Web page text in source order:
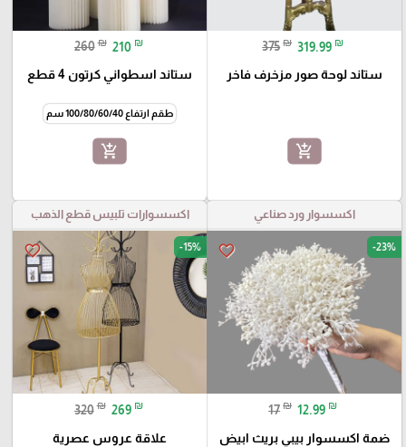
375 ₪ 319.99 ₪
ستاند لوحة صور مزخرف فاخر
add_shopping_cart
260 ₪ 210 ₪
ستاند اسطواني كرتون 4 قطع
طقم ارتفاع 100/80/60/40 سم
add_shopping_cart
اكسسوار ورد صناعي
favorite_border -23%
17 ₪ 12.99 ₪
ضمة اكسسوار بيبي بريث ابيض
اكسسوارات تلبيس قطع الذهب
favorite_border -15%
320 ₪ 269 ₪
علاقة عروس عصرية